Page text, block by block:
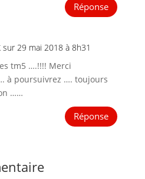
Réponse
sur 29 mai 2018 à 8h31
tm5 ….!!!! Merci
à poursuivrez …. toujours
……
Réponse